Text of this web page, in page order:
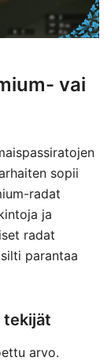
vai
sopii
radat
ja
radat
parantaa
tekijät
arvo.